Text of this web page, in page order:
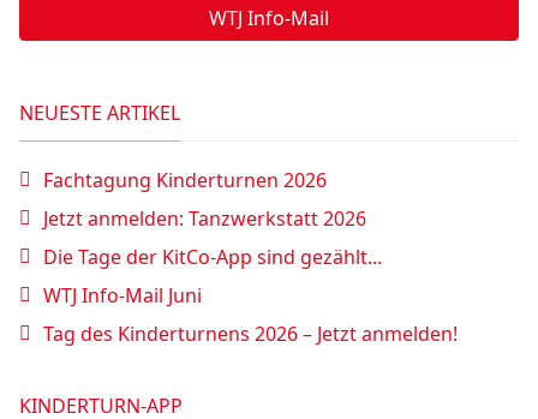
WTJ Info-Mail
NEUESTE ARTIKEL
Fachtagung Kinderturnen 2026
Jetzt anmelden: Tanzwerkstatt 2026
Die Tage der KitCo-App sind gezählt...
WTJ Info-Mail Juni
Tag des Kinderturnens 2026 – Jetzt anmelden!
KINDERTURN-APP